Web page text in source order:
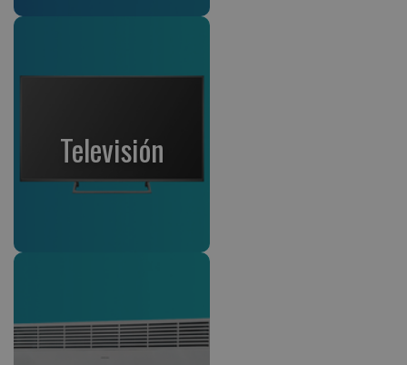
Televisión